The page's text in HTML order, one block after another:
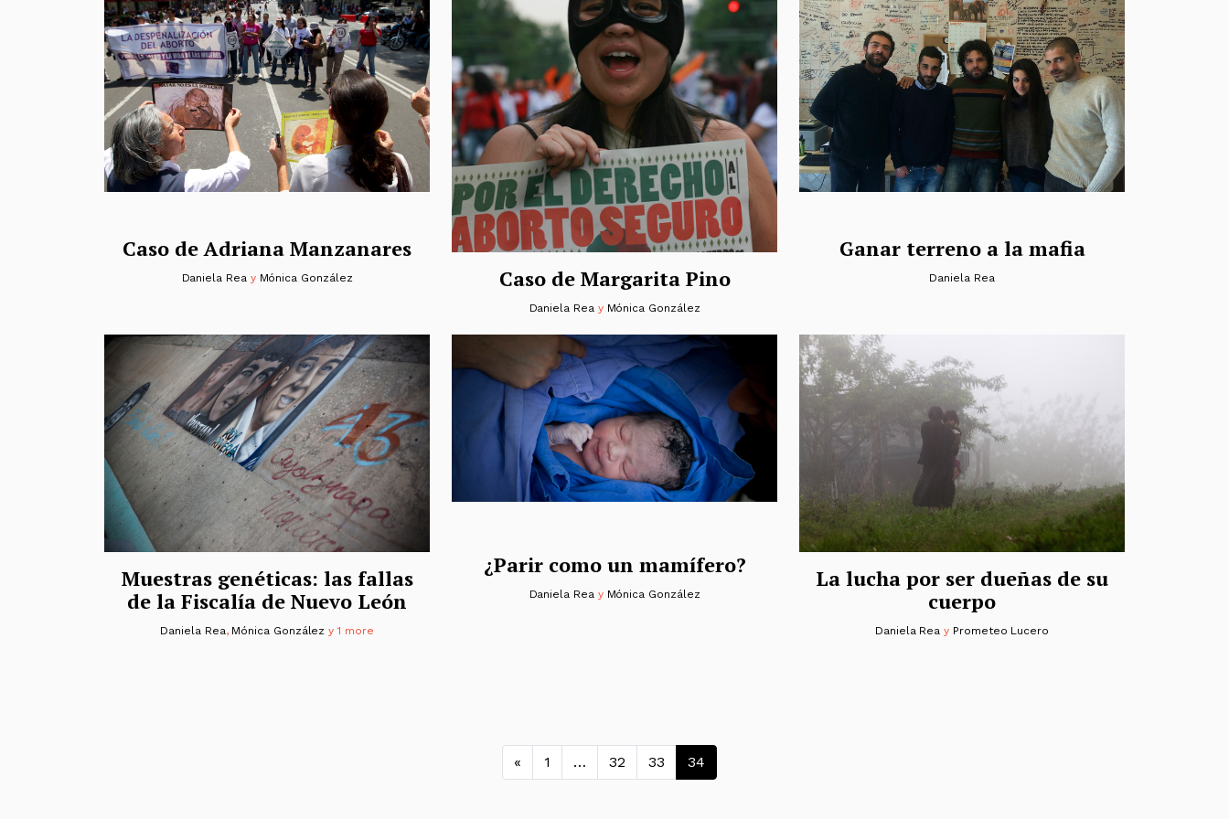
Caso de Adriana Manzanares
Daniela Reay Mónica González Caso de Margarita Pino
Daniela Reay Mónica González
Ganar terreno a la mafia
Daniela Rea
Muestras genéticas: las fallas
de la Fiscalía de Nuevo León
Daniela Rea, Mónica González y 1 more
¿Parir como un mamífero?
Daniela Reay Mónica González
La lucha por ser dueñas de su
cuerpo
Daniela Rea y Prometeo Lucero
Navegación de entradas
« 1 … 32 33 34